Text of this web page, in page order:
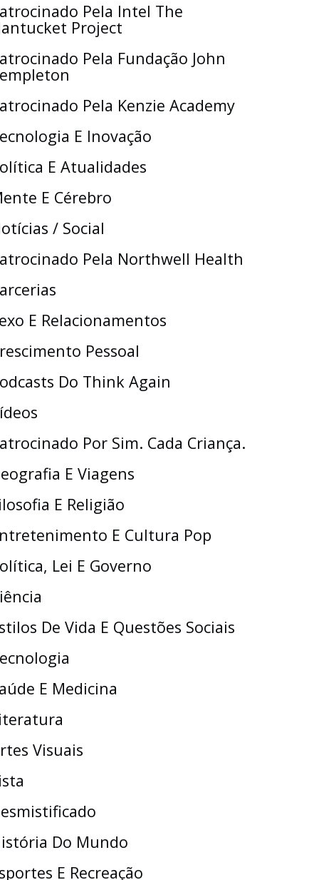
Pela Intel The
Project
Pela Fundação John
Pela Kenzie Academy
E Inovação
E Atualidades
E Cérebro
/ Social
Pela Northwell Health
E Relacionamentos
Pessoal
Do Think Again
Por Sim. Cada Criança.
E Viagens
E Religião
E Cultura Pop
Lei E Governo
De Vida E Questões Sociais
E Medicina
Visuais
Do Mundo
E Recreação